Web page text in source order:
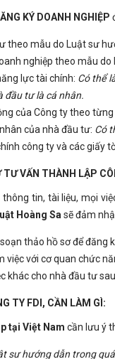
KÝ DOANH NGHIỆP
theo mẫu do Luật sư
nghiệp theo mẫu do
lực tài chính: Có thể
đầu tư là cá nhân.
của Công ty theo
của nhà đầu tư: Có
công ty và các giấy
VẤN THÀNH LẬP
tin, tài liệu, mọi
Hoàng Sa sẽ đảm
thảo hồ sơ để đăng
việc với cơ quan chức
khác cho nhà đầu tư
TY FDI, CẦN LÀM GÌ:
tại Việt Nam cần lưu ý
sư hướng dẫn trong